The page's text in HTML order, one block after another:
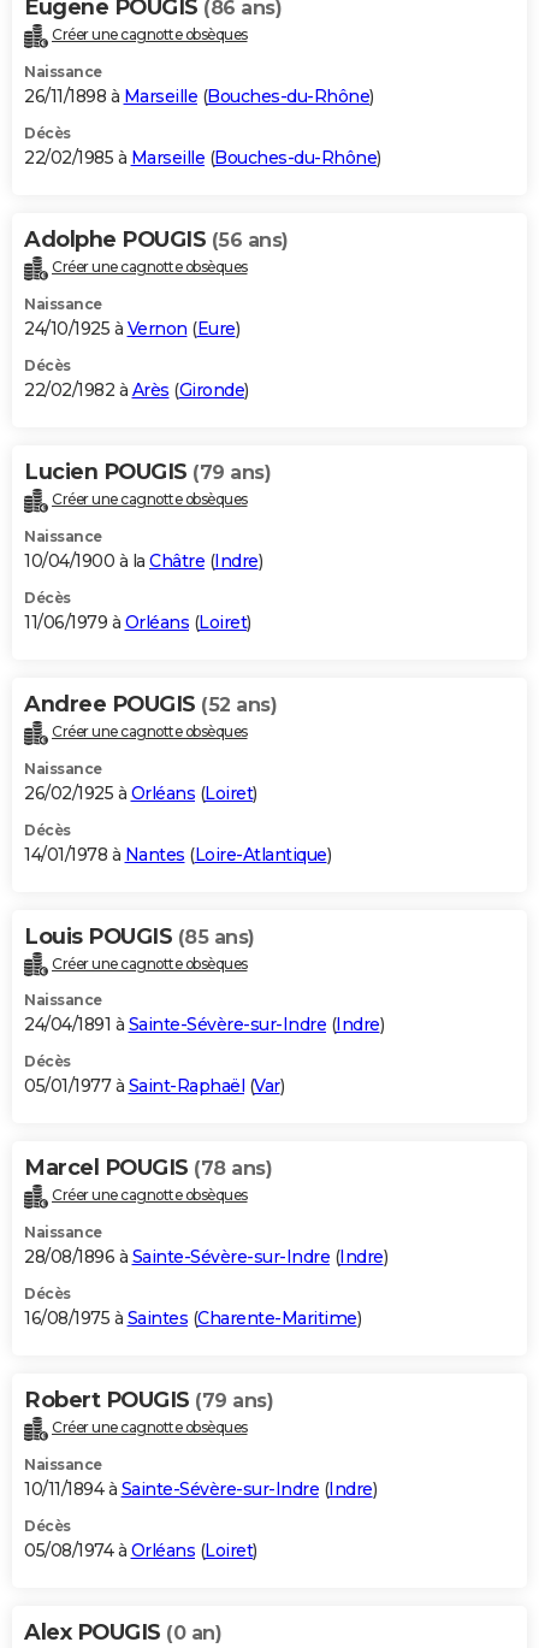
Eugene POUGIS (86 ans)
Créer une cagnotte obsèques
Naissance
26/11/1898 à Marseille (Bouches-du-Rhône)
Décès
22/02/1985 à Marseille (Bouches-du-Rhône)
Adolphe POUGIS (56 ans)
Créer une cagnotte obsèques
Naissance
24/10/1925 à Vernon (Eure)
Décès
22/02/1982 à Arès (Gironde)
Lucien POUGIS (79 ans)
Créer une cagnotte obsèques
Naissance
10/04/1900 à la Châtre (Indre)
Décès
11/06/1979 à Orléans (Loiret)
Andree POUGIS (52 ans)
Créer une cagnotte obsèques
Naissance
26/02/1925 à Orléans (Loiret)
Décès
14/01/1978 à Nantes (Loire-Atlantique)
Louis POUGIS (85 ans)
Créer une cagnotte obsèques
Naissance
24/04/1891 à Sainte-Sévère-sur-Indre (Indre)
Décès
05/01/1977 à Saint-Raphaël (Var)
Marcel POUGIS (78 ans)
Créer une cagnotte obsèques
Naissance
28/08/1896 à Sainte-Sévère-sur-Indre (Indre)
Décès
16/08/1975 à Saintes (Charente-Maritime)
Robert POUGIS (79 ans)
Créer une cagnotte obsèques
Naissance
10/11/1894 à Sainte-Sévère-sur-Indre (Indre)
Décès
05/08/1974 à Orléans (Loiret)
Alex POUGIS (0 an)